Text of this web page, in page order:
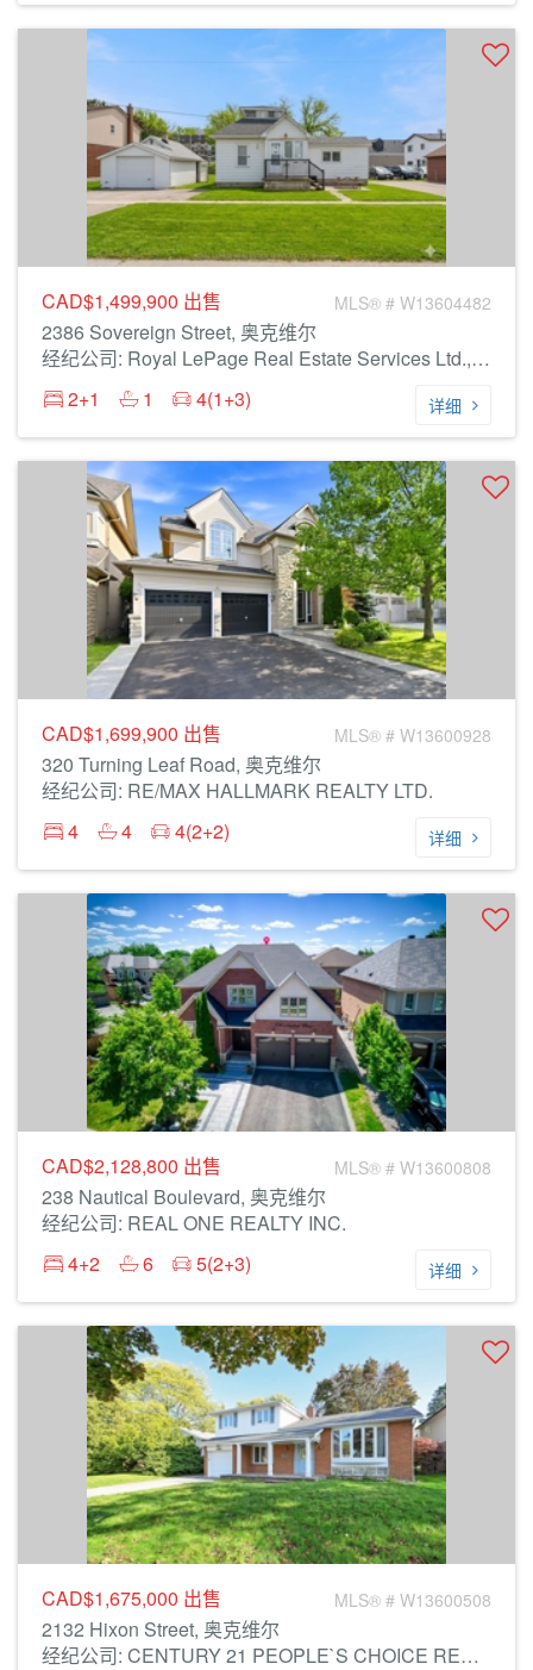
CAD$1,499,900 出售 MLS® # W13604482
2386 Sovereign Street, 奥克维尔
经纪公司: Royal LePage Real Estate Services Ltd., Brokerage
2+1
1 4(1+3) 详细
CAD$1,699,900 出售 MLS® # W13600928
320 Turning Leaf Road, 奥克维尔
经纪公司: RE/MAX HALLMARK REALTY LTD.
4
4 4(2+2) 详细
CAD$2,128,800 出售 MLS® # W13600808
238 Nautical Boulevard, 奥克维尔
经纪公司: REAL ONE REALTY INC.
4+2
6 5(2+3) 详细
CAD$1,675,000 出售 MLS® # W13600508
2132 Hixon Street, 奥克维尔
经纪公司: CENTURY 21 PEOPLE`S CHOICE REALTY INC.